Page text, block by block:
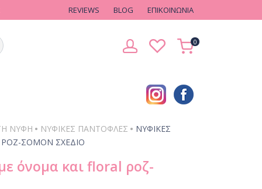
REVIEWS BLOG EΠΙΚΟΙΝΩΝΙΑ
0
ΝΎΦΗ • ΝΥΦΙΚΈΣ ΠΑΝΤΌΦΛΕΣ • ΝΥΦΙΚΈΣ
ΡΟΖ-ΣΟΜΌΝ ΣΧΈΔΙΟ
όνομα και floral ροζ-